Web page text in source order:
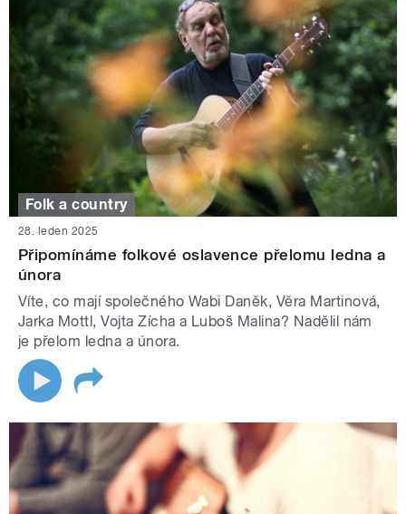
Folk a country
28. leden 2025
Připomínáme folkové oslavence přelomu ledna a
února
Víte, co mají společného Wabi Daněk, Věra Martinová,
Jarka Mottl, Vojta Zícha a Luboš Malina? Nadělil nám
je přelom ledna a února.